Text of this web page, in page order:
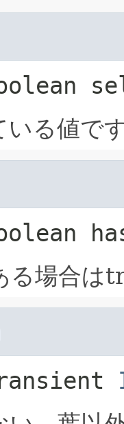
いる値で
る場合は